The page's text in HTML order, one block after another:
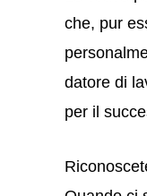
che, pur
datore di
per il